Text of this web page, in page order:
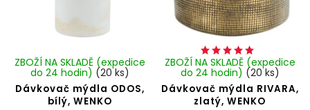
Dávkovač mýdla ODOS,
bílý, WENKO
ZBOŽÍ NA SKLADĚ (expedice
do 24 hodin) (20 ks)
Dávkovač mýdla RIVARA,
zlatý, WENKO
ZBOŽÍ NA SKLADĚ (expedice
do 24 hodin) (20 ks)